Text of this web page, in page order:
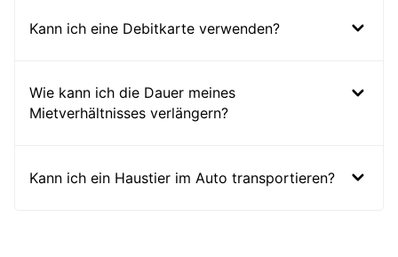
Kann ich eine Debitkarte verwenden?
Wie kann ich die Dauer meines
Mietverhältnisses verlängern?
Kann ich ein Haustier im Auto transportieren?